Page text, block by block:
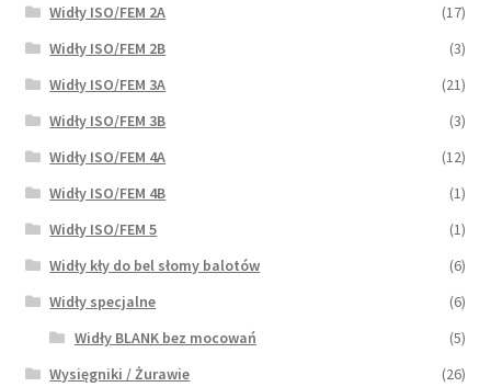
Widły ISO/FEM 2A
(17)
Widły ISO/FEM 2B
(3)
Widły ISO/FEM 3A
(21)
Widły ISO/FEM 3B
(3)
Widły ISO/FEM 4A
(12)
Widły ISO/FEM 4B
(1)
Widły ISO/FEM 5
(1)
Widły kły do bel słomy balotów
(6)
Widły specjalne
(6)
Widły BLANK bez mocowań
(5)
Wysięgniki / Żurawie
(26)